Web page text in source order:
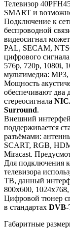
Телевизор
SMART и
Подключение к
беспроводной
видеосигнал
PAL, SECAM,
цифрового
576p, 720p, 1080i,
мультимедиа:
Мощность
обеспечивают два
стереосигнала
Surround.
Внешний
поддерживается
разъёмами:
SCART, RGB,
Miracast.
Для подключения
телевизора
ТВ, данный
800x600,
Цифровой тюнер
в стандартах
Габаритные